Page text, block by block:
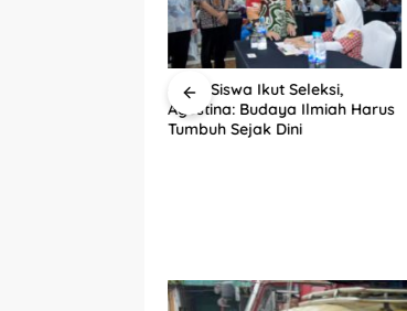
6.292 Siswa Ikut Seleksi,
Agustina: Budaya Ilmiah Harus
Tumbuh Sejak Dini